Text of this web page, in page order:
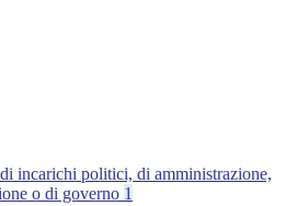
incarichi politici, di amministrazione,
o di governo 1